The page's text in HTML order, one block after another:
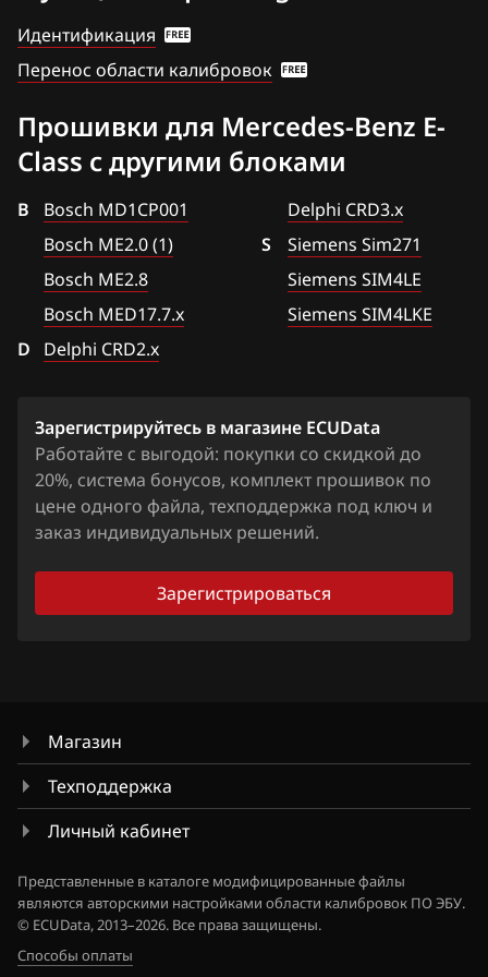
Chrysler
Citroen
Dacia
Daewoo
DAF
Derways
Dodge
Dongfeng
Extreme moto
FAW
Fiat
Ford
Forthing
Geely
Genesis
GMC
Groz
Haima
Delphi CRD3.x
Siemens SID 310
Siemens Sim271
Siemens SIM4LE
Siemens SIM4LKE
CLS 300 (W219)
CLS 350 (W219) 272hp
E 230 (W211)
E 250 (W211)
E 280 (W211)
E 300 (W212) 231hp
E 350 (W211) 272hp
E 350 (W212) 272hp
G 500 (W463)
GL 350 (X164)
GL 450 (X164)
GL 500, GL 550 (X164)
GLK 300 (X204)
ML 450 (W164, W166)
ML 500 (W164, W166)
ML 63 AMG (W164, W166)
R 171, SLK 280 231hp
R 230, SL 350 (W230)
R 300, R 350, R 500 (W251)
Идентификация
Перенос области калибровок
Прошивки для Mercedes-Benz E-
Class с другими блоками
B
Bosch MD1CP001
Bosch ME2.0 (1)
Bosch ME2.8
Bosch MED17.7.x
D
Delphi CRD2.x
Delphi CRD3.x
S
Siemens Sim271
Siemens SIM4LE
Siemens SIM4LKE
Зарегистрируйтесь в магазине ECUData
Работайте с выгодой: покупки со скидкой до
20%, система бонусов, комплект прошивок по
цене одного файла, техподдержка под ключ и
заказ индивидуальных решений.
Зарегистрироваться
Магазин
Техподдержка
Личный кабинет
Представленные в каталоге модифицированные файлы
являются авторскими настройками области калибровок ПО ЭБУ.
© ECUData, 2013–2026. Все права защищены.
Способы оплаты